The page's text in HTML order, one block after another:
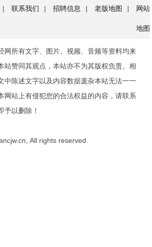
| 联系我们 | 招聘信息 | 老版地图 | 网站
地图
网所有文字、图片、视频、音频等资料均来
站赞同其观点，本站亦不为其版权负责。相
中陈述文字以及内容数据庞杂本站无法一一
网站上有侵犯您的合法权益的内容，请联系
予以删除！
All rights reserved.